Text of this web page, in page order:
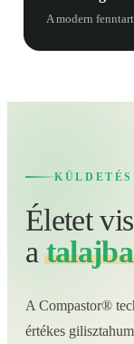
A modern
Életet
atalajba
A Compastor®
értékes